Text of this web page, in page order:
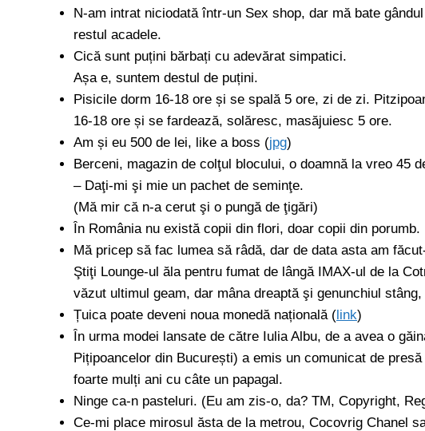
N-am intrat niciodată într-un Sex shop, dar mă bate
restul acadele.
Cică sunt puțini bărbați cu adevărat simpatici.
Așa e, suntem destul de puțini.
Pisicile dorm 16-18 ore și se spală 5 ore, zi de zi.
16-18 ore și se fardează, solăresc, masăjuiesc 5 ore.
Am și eu 500 de lei, like a boss (jpg)
Berceni, magazin de colţul blocului, o doamnă la vreo 45
– Daţi-mi şi mie un pachet de seminţe.
(Mă mir că n-a cerut şi o pungă de ţigări)
În România nu există copii din flori, doar copii din porumb.
Mă pricep să fac lumea să râdă, dar de data asta am
Ştiţi Lounge-ul ăla pentru fumat de lângă IMAX-ul de la
văzut ultimul geam, dar mâna dreaptă şi genunchiul stâng,
Țuica poate deveni noua monedă națională (link)
În urma modei lansate de către Iulia Albu, de a avea o
Pițipoancelor din București) a emis un comunicat de
foarte mulți ani cu câte un papagal.
Ninge ca-n pasteluri. (Eu am zis-o, da? TM, Copyright,
Ce-mi place mirosul ăsta de la metrou, Cocovrig Chanel